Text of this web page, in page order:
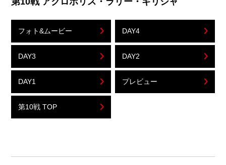
フォト&ムービー DAY4
DAY3 DAY2
DAY1 プレビュー
第10戦 TOP